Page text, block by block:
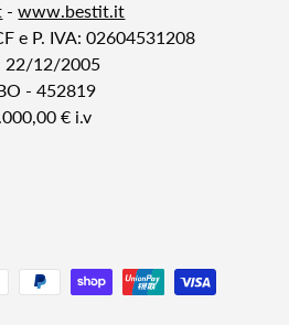
-www.bestit.it
e P. IVA: 02604531208
22/12/2005
- 452819
€ i.v